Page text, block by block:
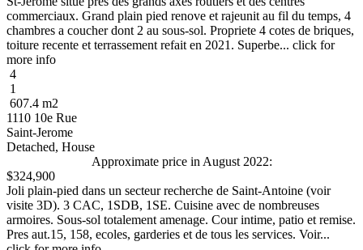
commerciaux. Grand plain pied renove et rajeunit au fil du temps, 4
chambres a coucher dont 2 au sous-sol. Propriete 4 cotes de briques,
toiture recente et terrassement refait en 2021. Superbe... click for
more info
4
1
607.4 m2
1110 10e Rue
Saint-Jerome
Detached, House
Approximate price in August 2022:
$324,900
Joli plain-pied dans un secteur recherche de Saint-Antoine (voir
visite 3D). 3 CAC, 1SDB, 1SE. Cuisine avec de nombreuses
armoires. Sous-sol totalement amenage. Cour intime, patio et remise.
Pres aut.15, 158, ecoles, garderies et de tous les services. Voir...